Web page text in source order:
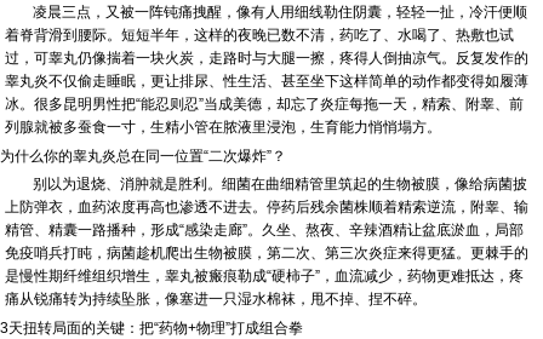
凌晨三点，又被一阵钝痛拽醒，像有人用细线勒住阴囊，轻轻一扯，冷汗便顺
着脊背滑到腰际。短短半年，这样的夜晚已数不清，药吃了、水喝了、热敷也试
过，可睾丸仍像揣着一块火炭，走路时与大腿一擦，疼得人倒抽凉气。反复发作的
睾丸炎不仅偷走睡眠，更让排尿、性生活、甚至坐下这样简单的动作都变得如履薄
冰。很多昆明男性把“能忍则忍”当成美德，却忘了炎症每拖一天，精索、附睾、前
列腺就被多蚕食一寸，生精小管在脓液里浸泡，生育能力悄悄塌方。
为什么你的睾丸炎总在同一位置“二次爆炸”？
别以为退烧、消肿就是胜利。细菌在曲细精管里筑起的生物被膜，像给病菌披
上防弹衣，血药浓度再高也渗透不进去。停药后残余菌株顺着精索逆流，附睾、输
精管、精囊一路播种，形成“感染走廊”。久坐、熬夜、辛辣酒精让盆底淤血，局部
免疫哨兵打盹，病菌趁机爬出生物被膜，第二次、第三次炎症来得更猛。更棘手的
是慢性期纤维组织增生，睾丸被瘢痕勒成“硬柿子”，血流减少，药物更难抵达，疼
痛从锐痛转为持续坠胀，像塞进一只湿水棉袜，甩不掉、捏不碎。
3天扭转局面的关键：把“药物+物理”打成组合拳